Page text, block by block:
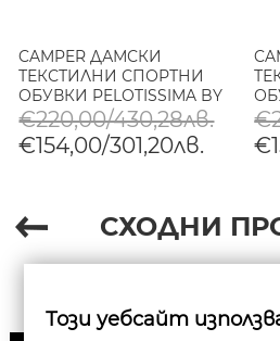
CAMPER ДАМСКИ
ТЕКСТИЛНИ СПОРТНИ
ОБУВКИ PELOTISSIMA BY
SUNNEI В КОМБИНАЦИЯ
€220,00/430,28лв.
€154,00/301,20лв.
СХОДНИ
Този уебсайт